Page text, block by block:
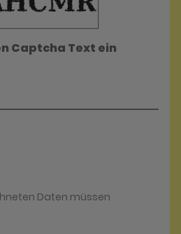
Captcha Text ein
Daten müssen